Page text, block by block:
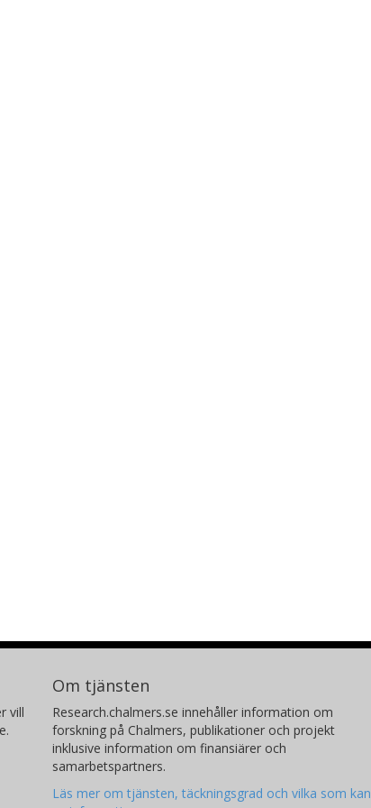
vill
Om tjänsten
Research.chalmers.se innehåller information om
forskning på Chalmers, publikationer och projekt
inklusive information om finansiärer och
samarbetspartners.
Läs mer om tjänsten, täckningsgrad och vilka som kan